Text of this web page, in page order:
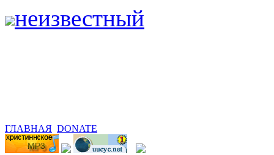
неизвестный
ГЛАВНАЯ DONATE